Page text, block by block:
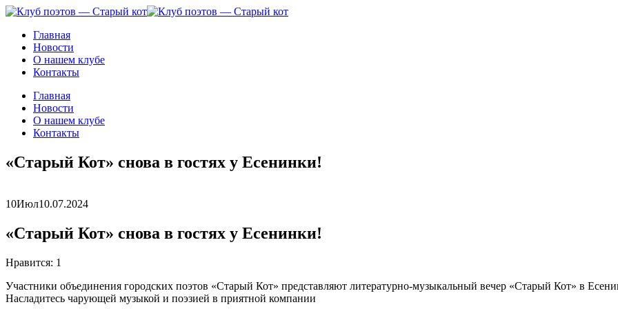
Главная
Новости
О нашем клубе
Контакты
Главная
Новости
О нашем клубе
Контакты
«Старый Кот» снова в гостях у Есенинки!
10Июл10.07.2024
«Старый Кот» снова в гостях у Есенинки!
Нравится: 1
Участники объединения городских поэтов «Старый Кот» представляют литературно-музыкальный вечер «Старый Кот» в
Насладитесь чарующей музыкой и поэзией в приятной компании